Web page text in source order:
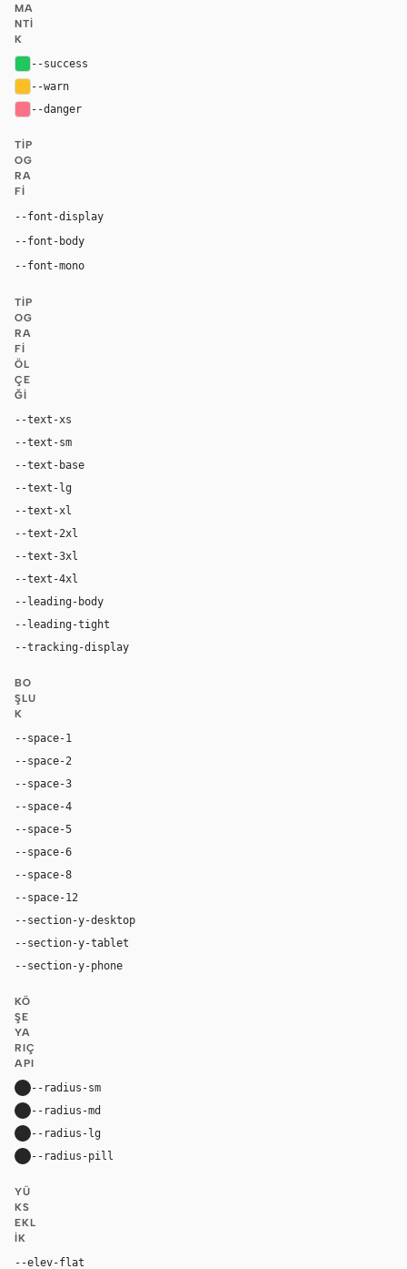
MA
NTI
K
--success
--warn
--danger
TIP
OG
RA
FI
--font-display
--font-body
--font-mono
TIP
OG
RA
FI
ÖL
ÇE
ĞI
--text-xs
--text-sm
--text-base
--text-lg
--text-xl
--text-2xl
--text-3xl
--text-4xl
--leading-body
--leading-tight
--tracking-display
BO
ŞLU
K
--space-1
--space-2
--space-3
--space-4
--space-5
--space-6
--space-8
--space-12
--section-y-desktop
--section-y-tablet
--section-y-phone
KÖ
ŞE
YA
RIÇ
API
--radius-sm
--radius-md
--radius-lg
--radius-pill
YÜ
KS
EKL
IK
--elev-flat